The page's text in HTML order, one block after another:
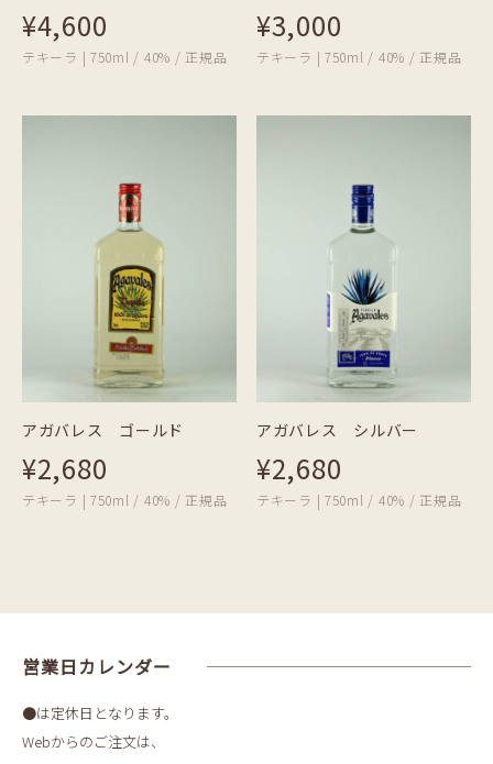
¥4,600
テキーラ | 750ml / 40% / 正規品
¥3,000
テキーラ | 750ml / 40% / 正規品
アガバレス ゴールド
¥2,680
テキーラ | 750ml / 40% / 正規品
アガバレス シルバー
¥2,680
テキーラ | 750ml / 40% / 正規品
営業日カレンダー
●は定休日となります。
Webからのご注文は、